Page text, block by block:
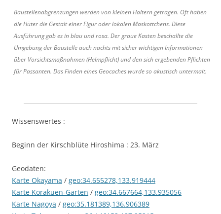
Baustellenabgrenzungen werden von kleinen Haltern getragen. Oft haben
die Hüter die Gestalt einer Figur oder lokalen Maskottchens. Diese
Ausführung gab es in blau und rosa. Der graue Kasten beschallte die
Umgebung der Baustelle auch nachts mit sicher wichtigen Informationen
über Vorsichtsmaßnahmen (Helmpflicht) und den sich ergebenden Pflichten
für Passanten. Das Finden eines Geocaches wurde so akustisch untermalt.
Wissenswertes :
Beginn der Kirschblüte Hiroshima : 23. März
Geodaten:
Karte Okayama / geo:34.655278,133.919444
Karte Korakuen-Garten / geo:34.667664,133.935056
Karte Nagoya / geo:35.181389,136.906389